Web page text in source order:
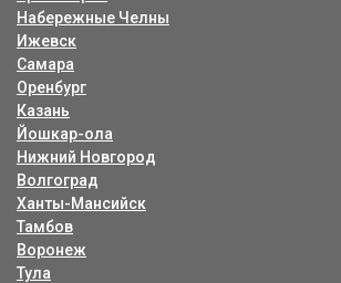
Набережные Челны
Ижевск
Самара
Оренбург
Казань
Йошкар-ола
Нижний Новгород
Волгоград
Ханты-Мансийск
Тамбов
Воронеж
Тула